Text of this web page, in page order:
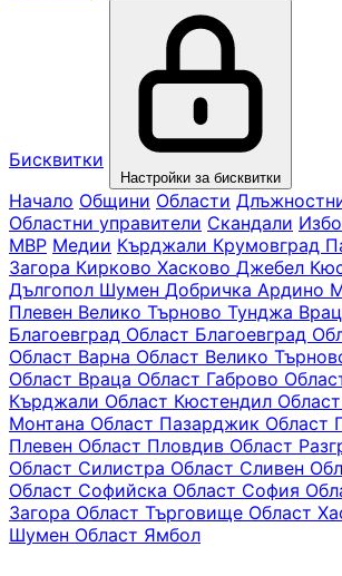
Бисквитки
Настройки за бисквитки
Начало Общини Области
Областни управители Скандали
МВР Медии Кърджали Крумовград
Загора Кирково Хасково Джебел
Дългопол Шумен Добричка Ардино
Плевен Велико Търново Тунджа
Благоевград Oбласт Благоевград
Област Варна Област Велико
Област Враца Област Габрово
Кърджали Област Кюстендил
Монтана Област Пазарджик Област
Плевен Област Пловдив Област
Област Силистра Област Сливен
Област Софийска Област София
Загора Област Търговище Област
Шумен Област Ямбол